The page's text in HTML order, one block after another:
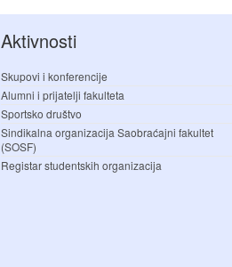
Aktivnosti
Skupovi i konferencije
Alumni i prijatelji fakulteta
Sportsko društvo
Sindikalna organizacija Saobraćajni fakultet
(SOSF)
Registar studentskih organizacija